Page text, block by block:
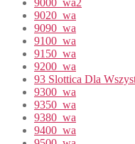
9020_wa
9090_wa
9100_wa
9150_wa
9200_wa
93 Slottica Dla
9300_wa
9350_wa
9380_wa
9400_wa